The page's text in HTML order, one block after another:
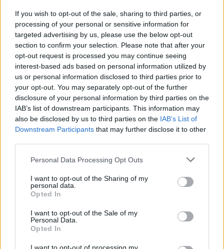
If you wish to opt-out of the sale, sharing to third parties, or
processing of your personal or sensitive information for
targeted advertising by us, please use the below opt-out
section to confirm your selection. Please note that after your
opt-out request is processed you may continue seeing
interest-based ads based on personal information utilized by
us or personal information disclosed to third parties prior to
your opt-out. You may separately opt-out of the further
disclosure of your personal information by third parties on the
IAB’s list of downstream participants. This information may
also be disclosed by us to third parties on the IAB’s List of
Downstream Participants that may further disclose it to other
Please note that this website/app uses one or more Google
not limited to your visit or usage behaviour. You may click to
grant or deny consent to Google and its third-party tags to
use your data for below specified purposes in below Google
consent section.
Personal Data Processing Opt Outs
I want to opt-out of the Sharing of my
personal data.
Opted In
I want to opt-out of the Sale of my
Personal Data.
Opted In
SZERINT EZT A DOLGOT SOHA NE
TEDD A MOSOGATÓGÉPBE
Soha!
08. 08.
EGYRE TÖBB EMBERNÉL
JELENTKEZIK EZ A HIÁNYÁLLAPOT –
AZ ELSŐ JELEK SZINTE
ÉSZREVEHETETLENEK
Nálad is felléphet
08. 07.
HA EZT ÉRZED EVÉS UTÁN, A
SZERVEZETED FONTOS DOLOGRA
PRÓBÁL FIGYELMEZTETNI
Figyelj a jelekre!
08. 06.
ORVOS FIGYELMEZTET: EZT AZ APRÓ REGGELI
TÜNETET NE SÖPÖRD A SZŐNYEG ALÁ
Fontos!
08. 05.
EZÉRT PÁRÁSODIK BE ÁLLANDÓAN AZ ABLAK –